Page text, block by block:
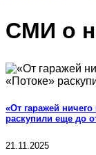
СМИ о
«От гаражей
раскупили еще до
21.11.2025